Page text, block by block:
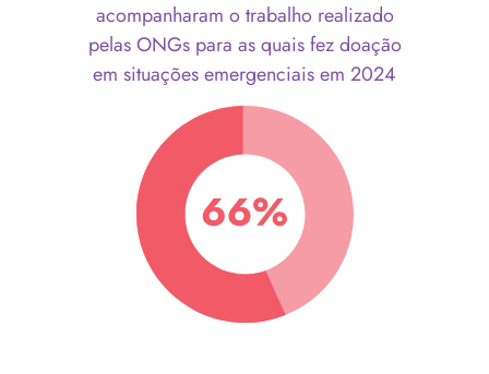
acompanharam o trabalho realizado
pelas ONGs para as quais fez doação
em situações emergenciais em 2024